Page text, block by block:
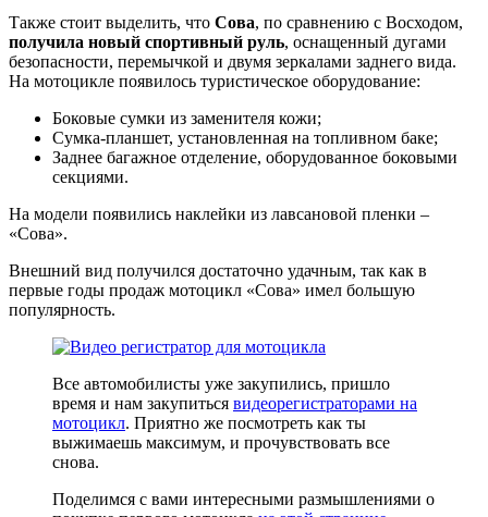
Также стоит выделить, что Сова, по сравнению с Восходом,
получила новый спортивный руль, оснащенный дугами
безопасности, перемычкой и двумя зеркалами заднего вида.
На мотоцикле появилось туристическое оборудование:
Боковые сумки из заменителя кожи;
Сумка-планшет, установленная на топливном баке;
Заднее багажное отделение, оборудованное боковыми
секциями.
На модели появились наклейки из лавсановой пленки –
«Сова».
Внешний вид получился достаточно удачным, так как в
первые годы продаж мотоцикл «Сова» имел большую
популярность.
Все автомобилисты уже закупились, пришло
время и нам закупиться видеорегистраторами на
мотоцикл. Приятно же посмотреть как ты
выжимаешь максимум, и прочувствовать все
снова.
Поделимся с вами интересными размышлениями о